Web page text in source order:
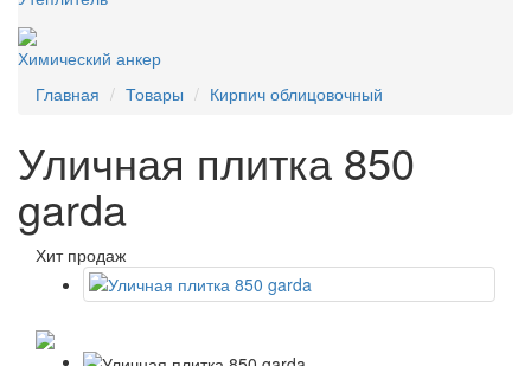
Химический анкер
Главная
Товары Кирпич облицовочный
Уличная плитка 850
garda
Хит продаж